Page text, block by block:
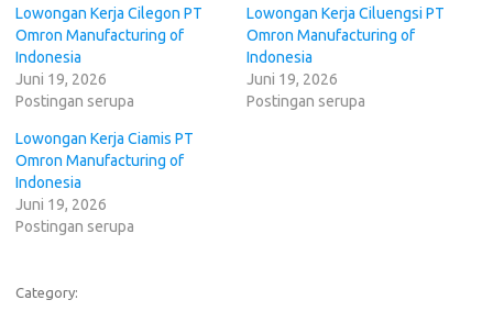
Lowongan Kerja Cilegon PT
Omron Manufacturing of
Indonesia
Juni 19, 2026
Postingan serupa
Lowongan Kerja Ciluengsi PT
Omron Manufacturing of
Indonesia
Juni 19, 2026
Postingan serupa
Lowongan Kerja Ciamis PT
Omron Manufacturing of
Indonesia
Juni 19, 2026
Postingan serupa
Category: